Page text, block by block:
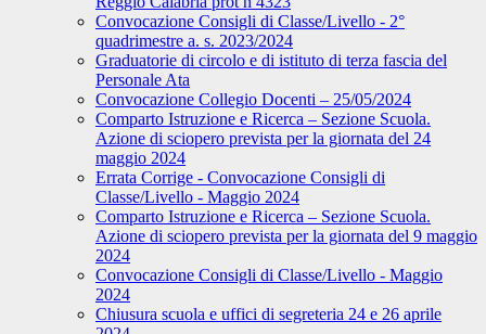
Convocazione Consigli di Classe/Livello - 2°
quadrimestre a. s. 2023/2024
Graduatorie di circolo e di istituto di terza fascia del
Personale Ata
Convocazione Collegio Docenti – 25/05/2024
Comparto Istruzione e Ricerca – Sezione Scuola.
Azione di sciopero prevista per la giornata del 24
maggio 2024
Errata Corrige - Convocazione Consigli di
Classe/Livello - Maggio 2024
Comparto Istruzione e Ricerca – Sezione Scuola.
Azione di sciopero prevista per la giornata del 9 maggio
2024
Convocazione Consigli di Classe/Livello - Maggio
2024
Chiusura scuola e uffici di segreteria 24 e 26 aprile